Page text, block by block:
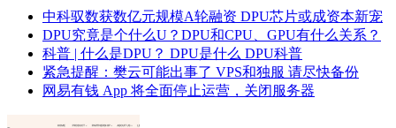
中科驭数获数亿元规模A轮融资 DPU芯片或成资本新宠
DPU究竟是个什么U？DPU和CPU、GPU有什么关系？
科普 | 什么是DPU？ DPU是什么 DPU科普
紧急提醒：樊云可能出事了 VPS和独服 请尽快备份
网易有钱 App 将全面停止运营，关闭服务器